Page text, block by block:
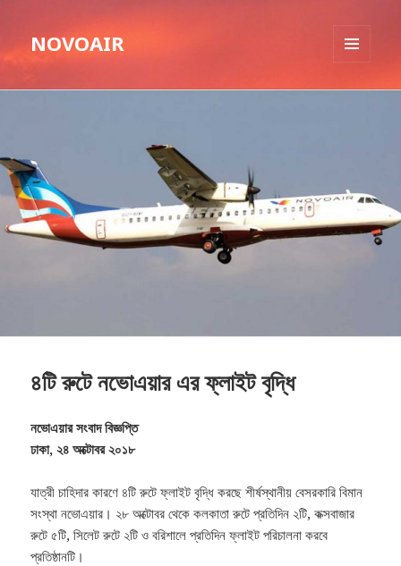
NOVOAIR
৪টি রুটে নভোএয়ার এর ফ্লাইট বৃদ্ধি
নভোএয়ার সংবাদ বিজ্ঞপ্তি
ঢাকা, ২৪ অক্টোবর ২০১৮
যাত্রী চাহিদার কারণে ৪টি রুটে ফ্লাইট বৃদ্ধি করছে শীর্ষস্থানীয় বেসরকারি বিমান
সংস্থা নভোএয়ার। ২৮ অক্টোবর থেকে কলকাতা রুটে প্রতিদিন ২টি, কক্সবাজার
রুটে ৫টি, সিলেট রুটে ২টি ও বরিশালে প্রতিদিন ফ্লাইট পরিচালনা করবে
প্রতিষ্ঠানটি।